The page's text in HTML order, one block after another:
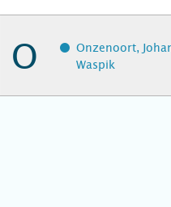
O
Onzenoort,
Waspik